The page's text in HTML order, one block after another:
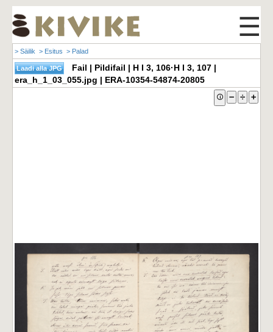
☰
> Säilik > Esitus > Palad
Fail | Pildifail | H I 3, 106·H I 3, 107 |
era_h_1_03_055.jpg | ERA-10354-54874-20805